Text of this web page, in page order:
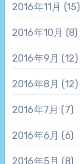
2016年11月 (15)
2016年10月 (8)
2016年9月 (12)
2016年8月 (12)
2016年7月 (7)
2016年6月 (6)
2016年5月 (8)